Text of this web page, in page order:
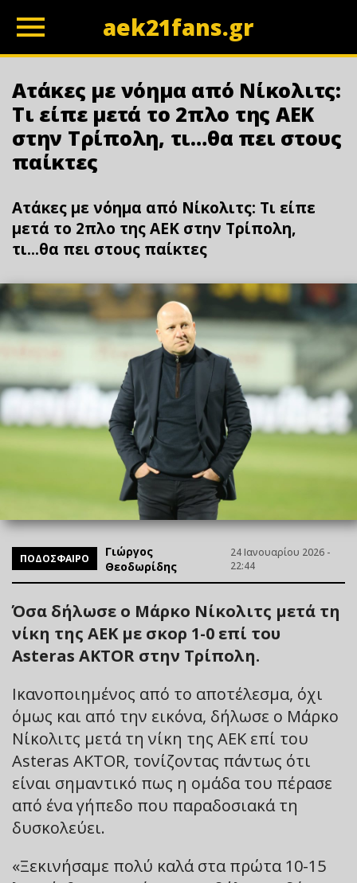
aek21fans.gr
Ατάκες με νόημα από Νίκολιτς:
Τι είπε μετά το 2πλο της ΑΕΚ
στην Τρίπολη, τι…θα πει στους
παίκτες
Ατάκες με νόημα από Νίκολιτς: Τι είπε
μετά το 2πλο της ΑΕΚ στην Τρίπολη,
τι...θα πει στους παίκτες
ΠΟΔΟΣΦΑΙΡΟ
Γιώργος
Θεοδωρίδης
24 Ιανουαρίου 2026 -
22:44
Όσα δήλωσε ο Μάρκο Νίκολιτς μετά τη
νίκη της ΑΕΚ με σκορ 1-0 επί του
Asteras AKTOR στην Τρίπολη.
Ικανοποιημένος από το αποτέλεσμα, όχι
όμως και από την εικόνα, δήλωσε ο Μάρκο
Νίκολιτς μετά τη νίκη της ΑΕΚ επί του
Asteras AKTOR, τονίζοντας πάντως ότι
είναι σημαντικό πως η ομάδα του πέρασε
από ένα γήπεδο που παραδοσιακά τη
δυσκολεύει.
«Ξεκινήσαμε πολύ καλά στα πρώτα 10-15